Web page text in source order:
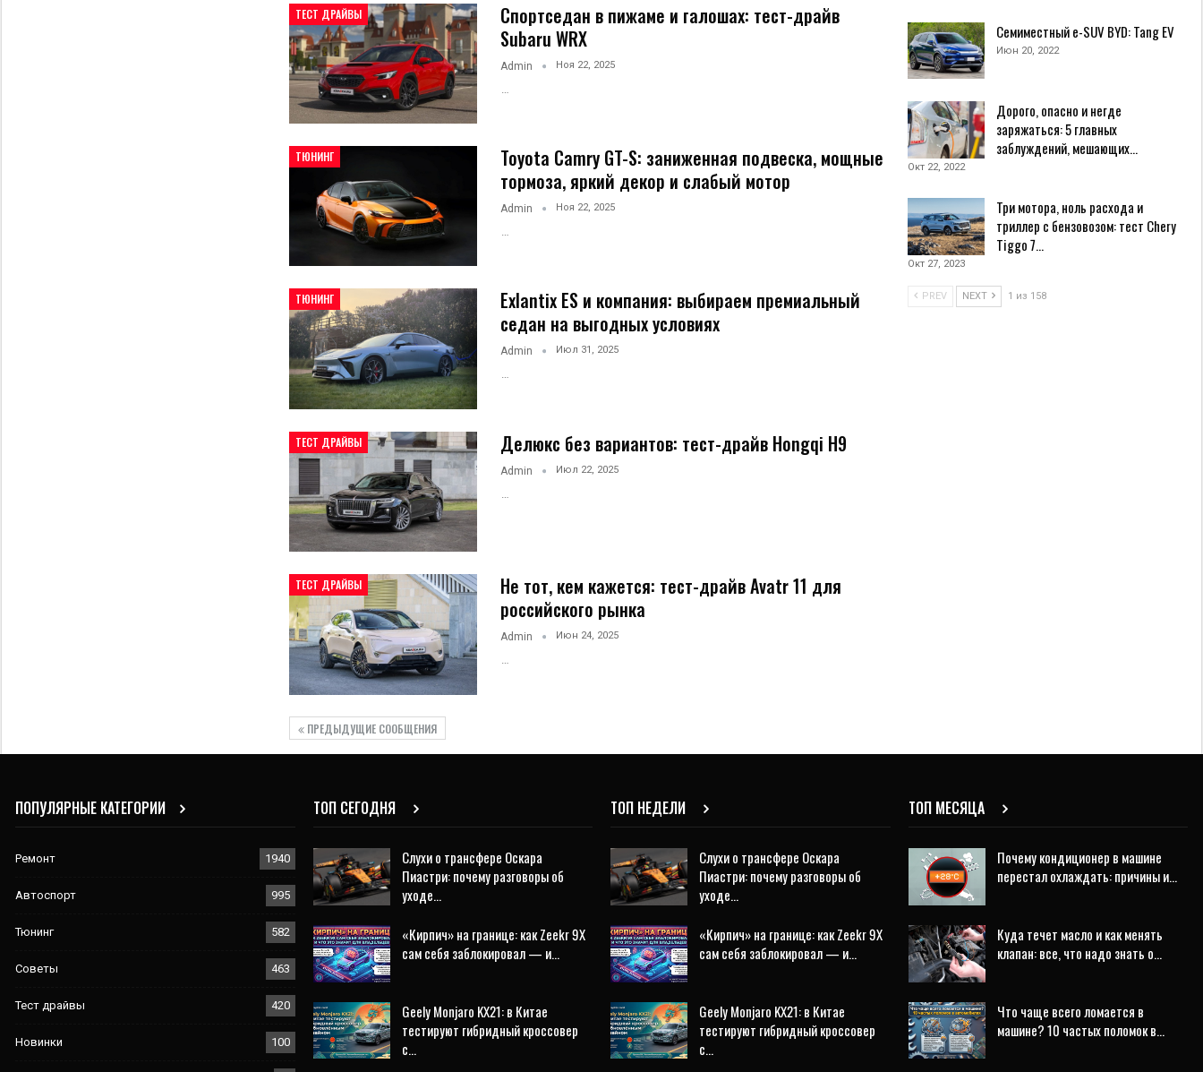
ТЕСТ ДРАЙВЫ
Спортседан в пижаме и галошах: тест-драйв
Subaru WRX
Admin Ноя 22, 2025
ТЮНИНГ
Toyota Camry GT-S: заниженная подвеска, мощные
тормоза, яркий декор и слабый мотор
Admin Ноя 22, 2025
…
ТЮНИНГ
Exlantix ES и компания: выбираем премиальный
седан на выгодных условиях
Admin Июл 31, 2025
…
ТЕСТ ДРАЙВЫ Делюкс без вариантов: тест-драйв Hongqi H9
Admin Июл 22, 2025
ТЕСТ ДРАЙВЫ
Не тот, кем кажется: тест-драйв Avatr 11 для
российского рынка
Admin Июн 24, 2025
…
ПРЕДЫДУЩИЕ СООБЩЕНИЯ
Семиместный e-SUV BYD: Tang EV
Июн 20, 2022
Дорого, опасно и негде
заряжаться: 5 главных
заблуждений, мешающих…
Окт 22, 2022
Три мотора, ноль расхода и
триллер с бензовозом: тест Chery
Tiggo 7…
Окт 27, 2023
PREV NEXT 1 из 158
ПОПУЛЯРНЫЕ КАТЕГОРИИ
Ремонт 1940
Автоспорт 995
Тюнинг 582
Советы 463
Тест драйвы 420
Новинки 100
ТОП СЕГОДНЯ
Слухи о трансфере Оскара
Пиастри: почему разговоры об
уходе…
«Кирпич» на границе: как Zeekr 9X
сам себя заблокировал — и…
Geely Monjaro KX21: в Китае
тестируют гибридный кроссовер
с…
ТОП НЕДЕЛИ
Слухи о трансфере Оскара
Пиастри: почему разговоры об
уходе…
«Кирпич» на границе: как Zeekr 9X
сам себя заблокировал — и…
Geely Monjaro KX21: в Китае
тестируют гибридный кроссовер
с…
ТОП МЕСЯЦА
Почему кондиционер в машине
перестал охлаждать: причины и…
Куда течет масло и как менять
клапан: все, что надо знать о…
Что чаще всего ломается в
машине? 10 частых поломок в…